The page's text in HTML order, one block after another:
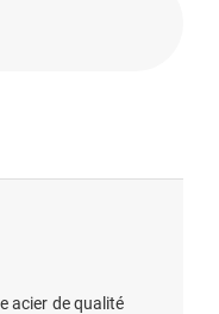
acier de qualité